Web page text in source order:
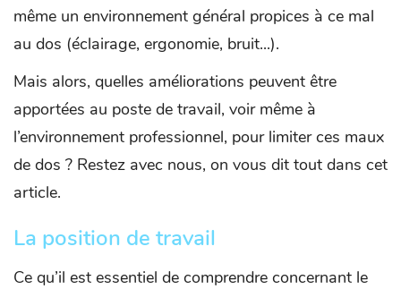
même un environnement général propices à ce mal
au dos (éclairage, ergonomie, bruit...).
Mais alors, quelles améliorations peuvent être
apportées au poste de travail, voir même à
l’environnement professionnel, pour limiter ces maux
de dos ? Restez avec nous, on vous dit tout dans cet
article.
La position de travail
Ce qu’il est essentiel de comprendre concernant le